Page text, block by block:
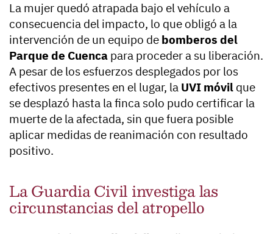
La mujer quedó atrapada bajo el vehículo a
consecuencia del impacto, lo que obligó a la
intervención de un equipo de bomberos del
Parque de Cuenca para proceder a su liberación.
A pesar de los esfuerzos desplegados por los
efectivos presentes en el lugar, la UVI móvil que
se desplazó hasta la finca solo pudo certificar la
muerte de la afectada, sin que fuera posible
aplicar medidas de reanimación con resultado
positivo.
La Guardia Civil investiga las
circunstancias del atropello